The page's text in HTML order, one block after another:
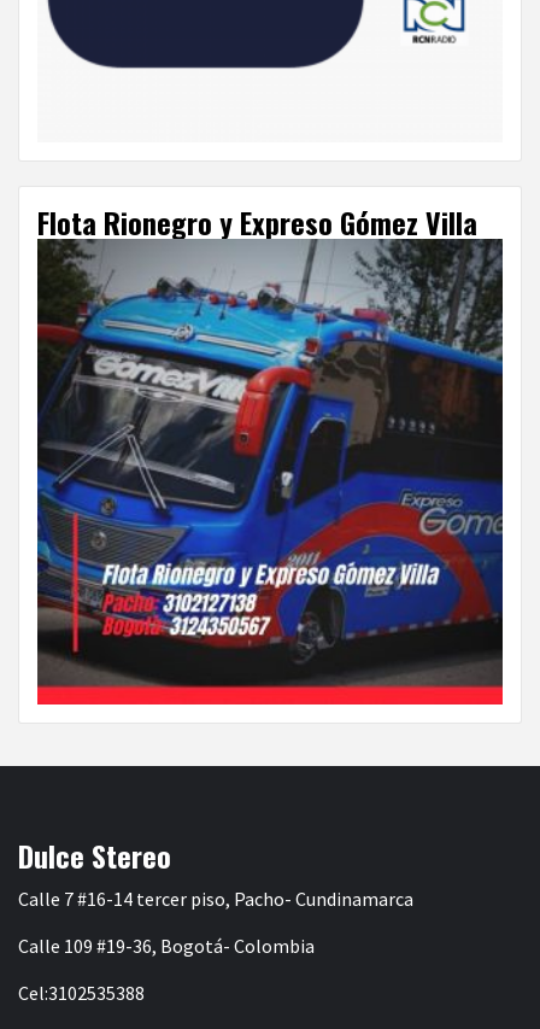
Flota Rionegro y Expreso Gómez Villa
Dulce Stereo
Calle 7 #16-14 tercer piso, Pacho- Cundinamarca
Calle 109 #19-36, Bogotá- Colombia
Cel:3102535388